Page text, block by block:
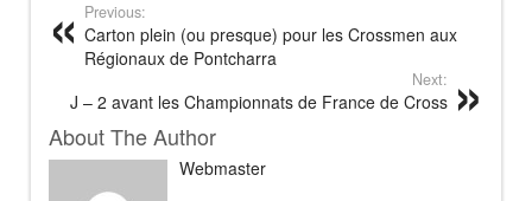
Previous:
Carton plein (ou presque) pour les Crossmen aux
Régionaux de Pontcharra
Next:
J – 2 avant les Championnats de France de Cross
About The Author
Webmaster